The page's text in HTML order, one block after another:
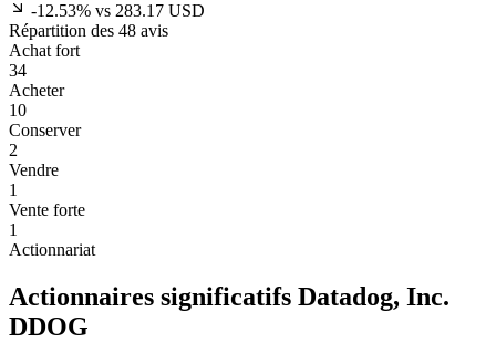
-12.53% vs 283.17 USD
Répartition des 48 avis
Achat fort
34
Acheter
10
Conserver
2
Vendre
1
Vente forte
1
Actionnariat
Actionnaires significatifs Datadog, Inc.
DDOG